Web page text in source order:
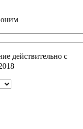
действительно с